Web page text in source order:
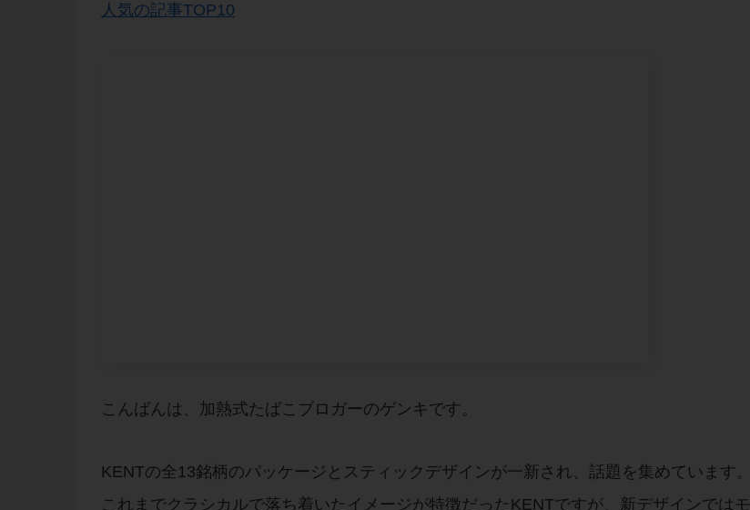
人気の記事TOP10
こんばんは、加熱式たばこブロガーのゲンキです。
KENTの全13銘柄のパッケージとスティックデザインが一新され、話題を集めています。
これまでクラシカルで落ち着いたイメージが特徴だったKENTですが、新デザインではモ